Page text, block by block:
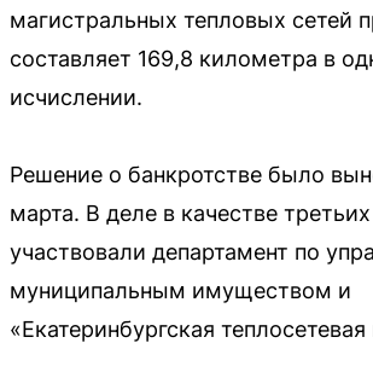
магистральных тепловых сетей
составляет 169,8 километра в
исчислении.
Решение о банкротстве было
марта. В деле в качестве
участвовали департамент по
муниципальным имуществом и
«Екатеринбургская